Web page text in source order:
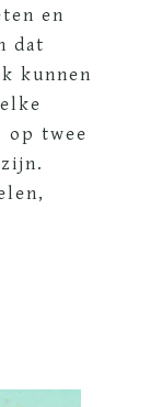
en
dat
kunnen
op twee